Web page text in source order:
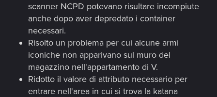
scanner NCPD potevano risultare incompiute
anche dopo aver depredato i container
necessari.
Risolto un problema per cui alcune armi
iconiche non apparivano sul muro del
magazzino nell'appartamento di V.
Ridotto il valore di attributo necessario per
entrare nell'area in cui si trova la katana